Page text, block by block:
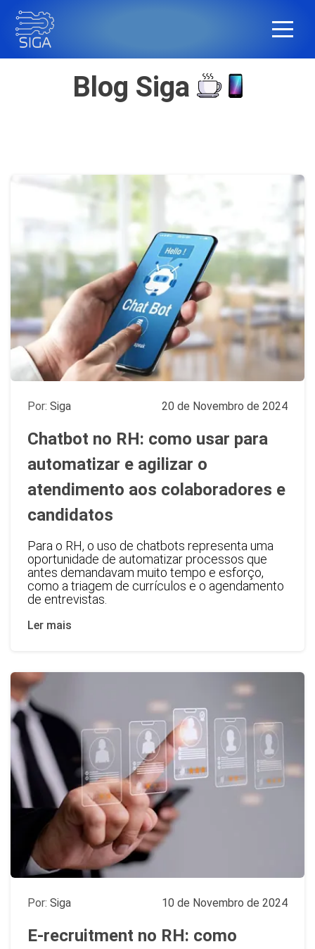
Blog Siga
Por: Siga 20 de Novembro de 2024
Chatbot no RH: como usar para
automatizar e agilizar o
atendimento aos colaboradores e
candidatos
Para o RH, o uso de chatbots representa uma
oportunidade de automatizar processos que
antes demandavam muito tempo e esforço,
como a triagem de currículos e o agendamento
de entrevistas.
Ler mais
Por: Siga 10 de Novembro de 2024
E-recruitment no RH: como